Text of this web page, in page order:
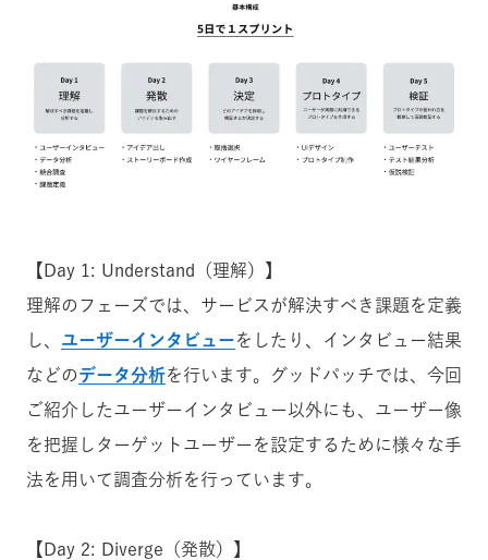
【Day 1: Understand（理解）】
理解のフェーズでは、サービスが解決すべき課題を定義
し、 ユーザーインタビューをしたり、インタビュー結果
などのデータ分析を行います。
グッドパッチでは、今回
ご紹介したユーザーインタビュー以外にも、ユーザー像
を把握しターゲットユーザーを設定するために様々な手
法を用いて調査分析を行っています。
【Day 2: Diverge（発散）】